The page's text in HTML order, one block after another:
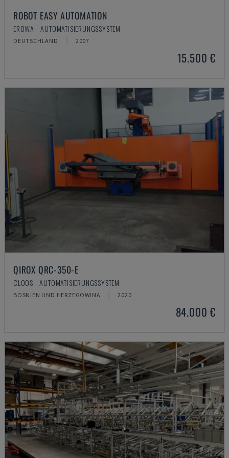
ROBOT EASY AUTOMATION
EROWA - AUTOMATISIERUNGSSYSTEM
DEUTSCHLAND 2007
15.500 €
QIROX QRC-350-E
CLOOS - AUTOMATISIERUNGSSYSTEM
BOSNIEN UND HERZEGOWINA 2020
84.000 €